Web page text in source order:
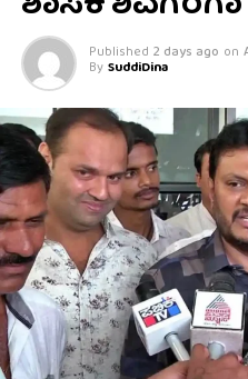
Published 2 days ago on
By SuddiDina